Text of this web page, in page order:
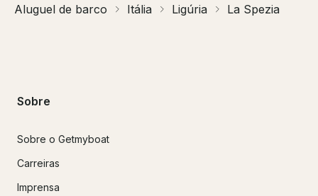
Aluguel de barco Itália Ligúria La Spezia
Sobre
Sobre o Getmyboat
Carreiras
Imprensa